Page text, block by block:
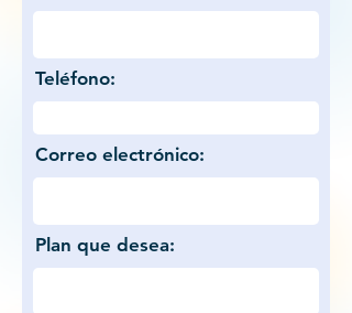
Teléfono:
Correo electrónico:
Plan que desea: